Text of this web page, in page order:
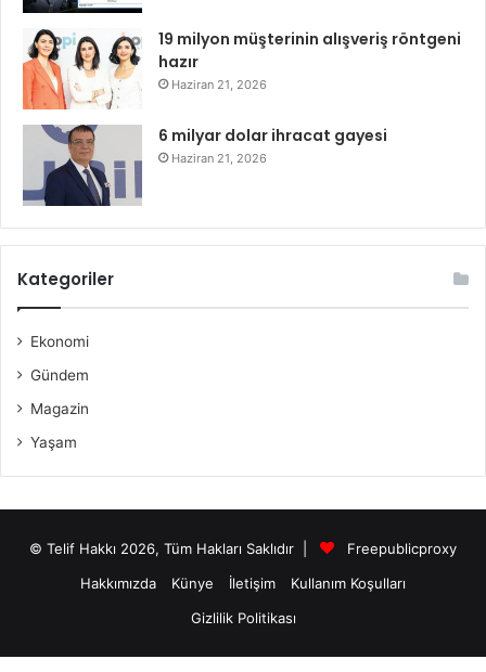
19 milyon müşterinin alışveriş röntgeni
hazır
Haziran 21, 2026
6 milyar dolar ihracat gayesi
Haziran 21, 2026
Kategoriler
Ekonomi
Gündem
Magazin
Yaşam
© Telif Hakkı 2026, Tüm Hakları Saklıdır |
Freepublicproxy
Hakkımızda
Künye İletişim
Kullanım Koşulları
Gizlilik Politikası